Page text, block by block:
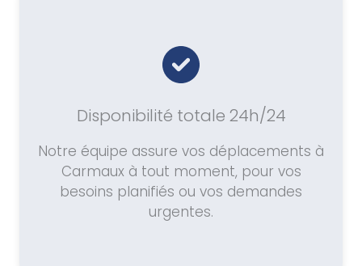
Disponibilité totale 24h/24
Notre équipe assure vos déplacements à
Carmaux à tout moment, pour vos
besoins planifiés ou vos demandes
urgentes.